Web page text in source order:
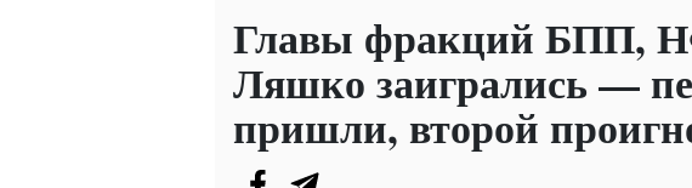
Главы фракций БПП,
Ляшко заигрались —
пришли, второй